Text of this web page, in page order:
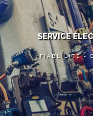
SERVICE
FIABLILITÉ -